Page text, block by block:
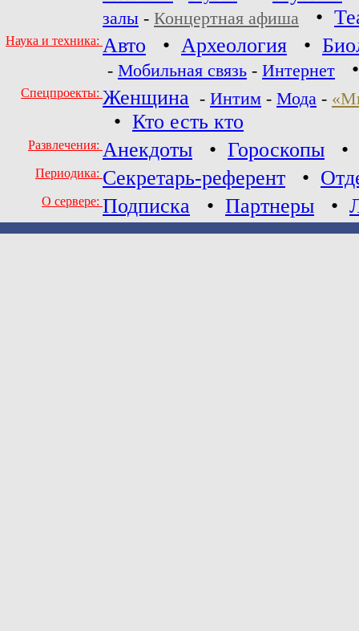
залы - Концертная афиша •
Наука и техника: Авто • Археология •
- Мобильная связь - Интернет
Спецпроекты: Женщина - Интим - Мода -
• Кто есть кто
Развлечения: Анекдоты • Гороскопы •
Периодика: Секретарь-референт •
О сервере: Подписка • Партнеры •